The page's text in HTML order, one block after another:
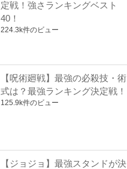
定戦！強さランキングベスト
40！
224.3k件のビュー
【呪術廻戦】最強の必殺技・術
式は？最強ランキング決定戦！
125.9k件のビュー
【ジョジョ】最強スタンドが決